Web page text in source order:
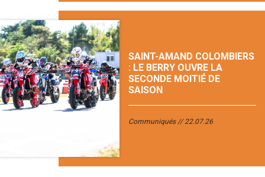
SAINT-AMAND COLOMBIERS
: LE BERRY OUVRE LA
SECONDE MOITIÉ DE
SAISON
Communiqués 22.07.26